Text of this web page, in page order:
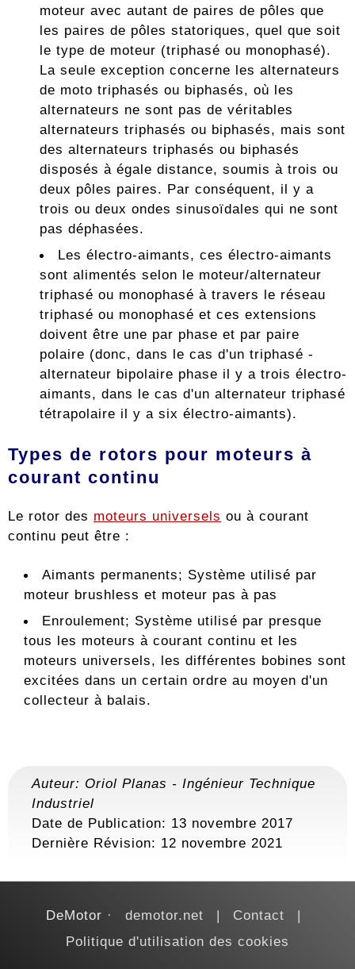
moteur avec autant de paires de pôles que
les paires de pôles statoriques, quel que soit
le type de moteur (triphasé ou monophasé).
La seule exception concerne les alternateurs
de moto triphasés ou biphasés, où les
alternateurs ne sont pas de véritables
alternateurs triphasés ou biphasés, mais sont
des alternateurs triphasés ou biphasés
disposés à égale distance, soumis à trois ou
deux pôles paires. Par conséquent, il y a
trois ou deux ondes sinusoïdales qui ne sont
pas déphasées.
Les électro-aimants, ces électro-aimants
sont alimentés selon le moteur/alternateur
triphasé ou monophasé à travers le réseau
triphasé ou monophasé et ces extensions
doivent être une par phase et par paire
polaire (donc, dans le cas d'un triphasé -
alternateur bipolaire phase il y a trois électro-
aimants, dans le cas d'un alternateur triphasé
tétrapolaire il y a six électro-aimants).
Types de rotors pour moteurs à
courant continu
Le rotor des moteurs universels ou à courant
continu peut être :
Aimants permanents; Système utilisé par
moteur brushless et moteur pas à pas
Enroulement; Système utilisé par presque
tous les moteurs à courant continu et les
moteurs universels, les différentes bobines sont
excitées dans un certain ordre au moyen d'un
collecteur à balais.
Auteur: Oriol Planas - Ingénieur Technique
Industriel
Date de Publication: 13 novembre 2017
Dernière Révision: 12 novembre 2021
DeMotor demotor.net
Contact
Politique d'utilisation des cookies